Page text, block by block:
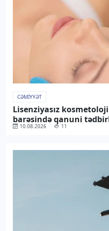
CƏMIYYƏT
Lisenziyasız
barəsində qanuni
10.08.2026 11